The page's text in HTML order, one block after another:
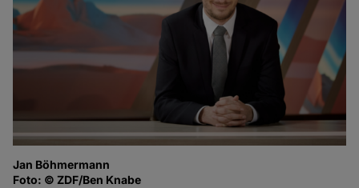
Jan Böhmermann
Foto: © ZDF/Ben Knabe